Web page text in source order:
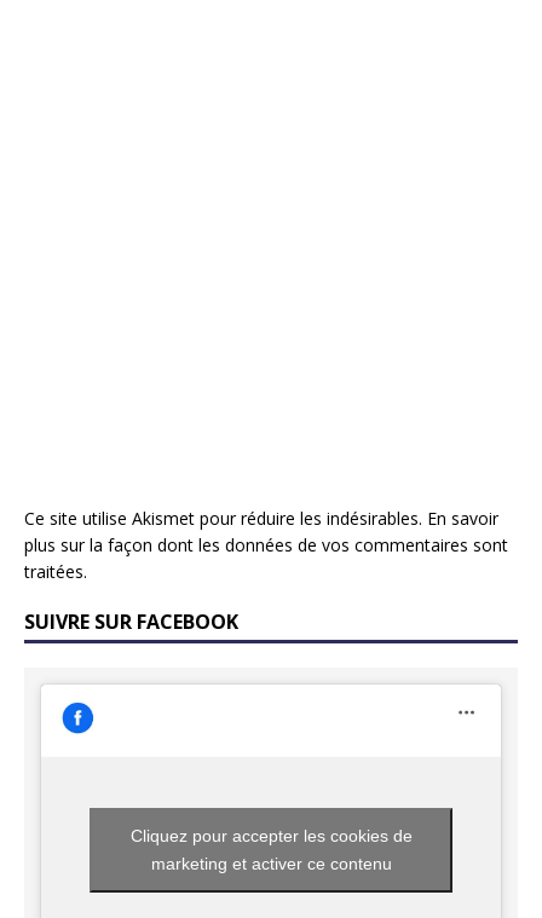
Ce site utilise Akismet pour réduire les indésirables. En savoir
plus sur la façon dont les données de vos commentaires sont
traitées.
SUIVRE SUR FACEBOOK
Cliquez pour accepter les cookies de
marketing et activer ce contenu